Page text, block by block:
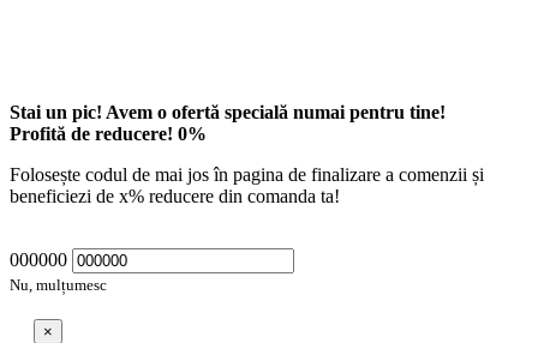
Stai un pic! Avem o ofertă specială numai pentru tine!
Profită de reducere! 0%
Folosește codul de mai jos în pagina de finalizare a comenzii și
beneficiezi de x% reducere din comanda ta!
000000
Nu, mulțumesc
×